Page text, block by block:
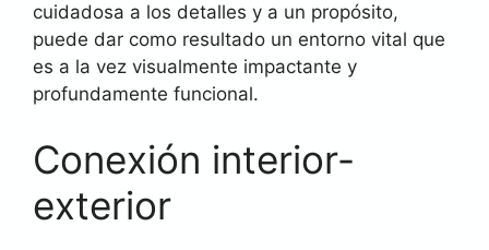
cuidadosa a los detalles y a un propósito,
puede dar como resultado un entorno vital que
es a la vez visualmente impactante y
profundamente funcional.
Conexión interior-
exterior